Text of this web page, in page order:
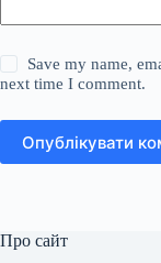
Save my name,
next time I comment.
Опублікувати
Про сайт